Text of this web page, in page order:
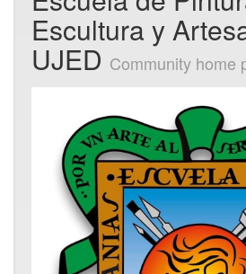
Escultura y
UJED Community home